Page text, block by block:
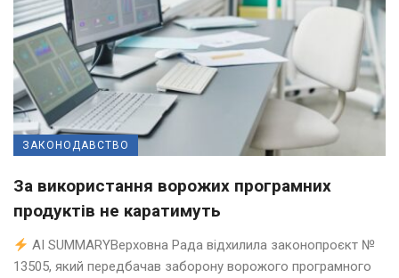
ЗАКОНОДАВСТВО
За використання ворожих програмних
продуктів не каратимуть
AI SUMMARYВерховна Рада відхилила законопроєкт №
13505, який передбачав заборону ворожого програмного